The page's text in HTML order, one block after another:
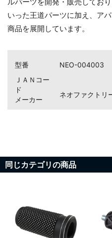
いった王道パーツに加え、ア
商品を展開しています。
型番
NEO-004003
ＪＡＮコー
ド
メーカー
ネオファクトリ
同じカテゴリの商品